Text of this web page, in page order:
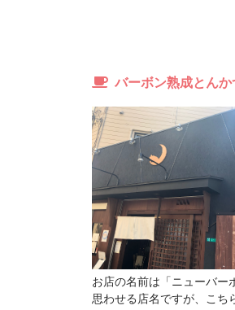
ピッタリのデザインルー
南向きのバルコニーもあ
浴室乾燥機やホスクリー
お洗濯を干す場所には困
駅からの帰り道にスーパ
自炊派さんにも安心でき
長堀鶴見緑地線と谷町線
バーボン熟成とんか
お店の名前は「ニューバー
思わせる店名ですが、こち